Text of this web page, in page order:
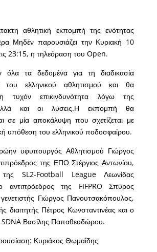
αθλητική εκπομπή της ενότητας
Μηδέν παρουσιάζει την Κυριακή 10
23:15, η τηλεόραση του Οpen.
τα δεδομένα για τη διαδικασία
του ελληνικού αθλητισμού και θα
η τυχόν επικινδυνότητα λόγω της
και οι λύσεις.Η εκπομπή θα
σε μία αποκάλυψη που σχετίζεται με
υπόθεση του ελληνικού ποδοσφαίρου.
υφυπουργός Αθλητισμού Γιώργος
της ΕΠΟ Στέργιος Αντωνίου,
SL2-Football League Λεωνίδας
αντιπρόεδρος της FIFPRO Σπύρος
Γιώργος Πανουτσακόπουλος,
διαιτητής Πέτρος Κωνσταντινέας και ο
SDNA Βασίλης Παπαθεοδώρου.
Κυριάκος Θωμαΐδης